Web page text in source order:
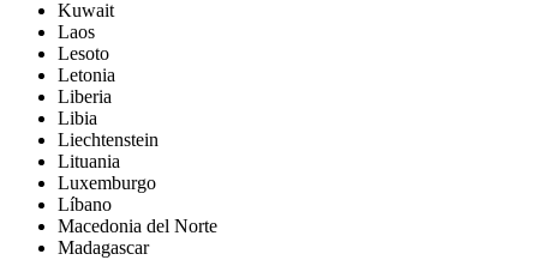
Kuwait
Laos
Lesoto
Letonia
Liberia
Libia
Liechtenstein
Lituania
Luxemburgo
Líbano
Macedonia del Norte
Madagascar